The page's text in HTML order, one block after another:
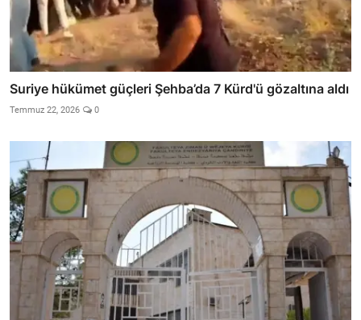
Suriye hükümet güçleri Şehba’da 7 Kürd'ü gözaltına aldı
Temmuz 22, 2026 0